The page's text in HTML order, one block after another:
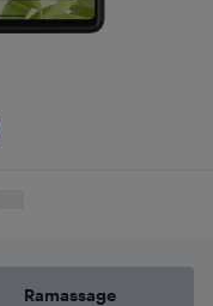
Ramassage